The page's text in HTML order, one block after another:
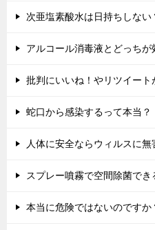
次亜塩素酸水は日持ちしない
アルコール消毒液とどっちが
批判にいいね！やリツイート
蛇口から感染するって本当？
人体に安全ならウィルスに無
スプレー噴霧で空間除菌でき
本当に危険ではないのですか